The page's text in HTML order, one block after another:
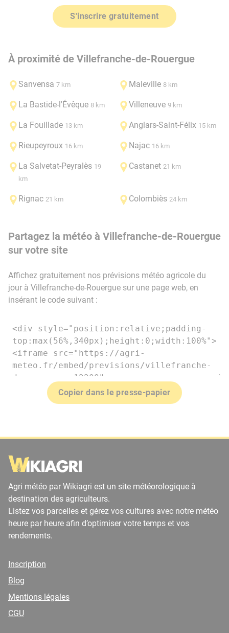
S'inscrire gratuitement
À proximité de Villefranche-de-Rouergue
Sanvensa 7 km Maleville 8 km
La Bastide-l'Évêque 8 km Villeneuve 9 km
La Fouillade 13 km Anglars-Saint-Félix 15 km
Rieupeyroux 16 km Najac 16 km
La Salvetat-Peyralès 19
km
Castanet 21 km
Rignac 21 km Colombiès 24 km
Partagez la météo à Villefranche-de-Rouergue
sur votre site
Affichez gratuitement nos prévisions météo agricole du
jour à Villefranche-de-Rouergue sur une page web, en
insérant le code suivant :
Copier dans le presse-papier
Agri météo par Wikiagri est un site météorologique à
destination des agriculteurs.
Listez vos parcelles et gérez vos cultures avec notre météo
heure par heure afin d’optimiser votre temps et vos
rendements.
Inscription
Blog
Mentions légales
CGU